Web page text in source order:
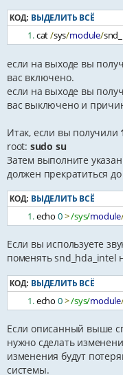
КОД: ВЫДЕЛИТЬ ВСЁ
cat /sys/module/
если на выходе вы
вас включено.
если на выходе вы
вас выключено и
Итак, если вы получили
root: sudo su
Затем выполните
должен прекратиться
КОД: ВЫДЕЛИТЬ ВСЁ
echo 0>/sys/module
Если вы используете
поменять snd_hda_intel
КОД: ВЫДЕЛИТЬ ВСЁ
echo 0>/sys/module
Если описанный выше
нужно сделать
изменения будут
системы.